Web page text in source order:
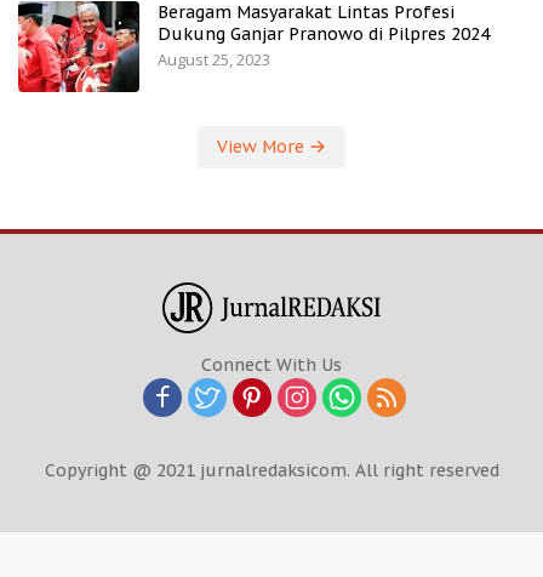
Beragam Masyarakat Lintas Profesi
Dukung Ganjar Pranowo di Pilpres 2024
August 25, 2023
View More
Connect With Us
Copyright @ 2021 jurnalredaksicom. All right reserved